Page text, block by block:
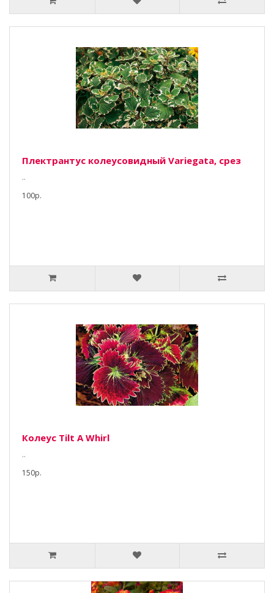
Плектрантус колеусовидный Variegata, срез
..
100р.
Колеус Tilt A Whirl
..
150р.